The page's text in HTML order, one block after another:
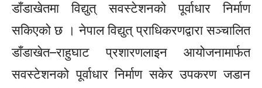
डाँडाखेतमा विद्युत् सवस्टेशनको पूर्वाधार निर्माण
सकिएको छ । नेपाल विद्युत् प्राधिकरणद्वारा सञ्चालित
डाँडाखेत–राहुघाट प्रशारणलाइन आयोजनामार्फत
सवस्टेशनको पूर्वाधार निर्माण सकेर उपकरण जडान